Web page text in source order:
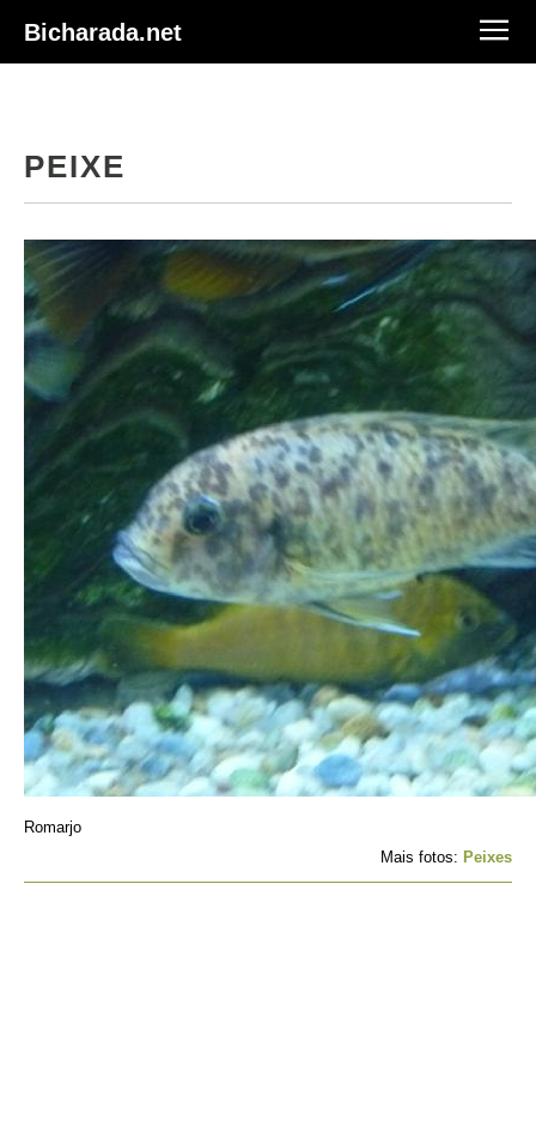
Bicharada.net
PEIXE
Romarjo
Mais fotos: Peixes